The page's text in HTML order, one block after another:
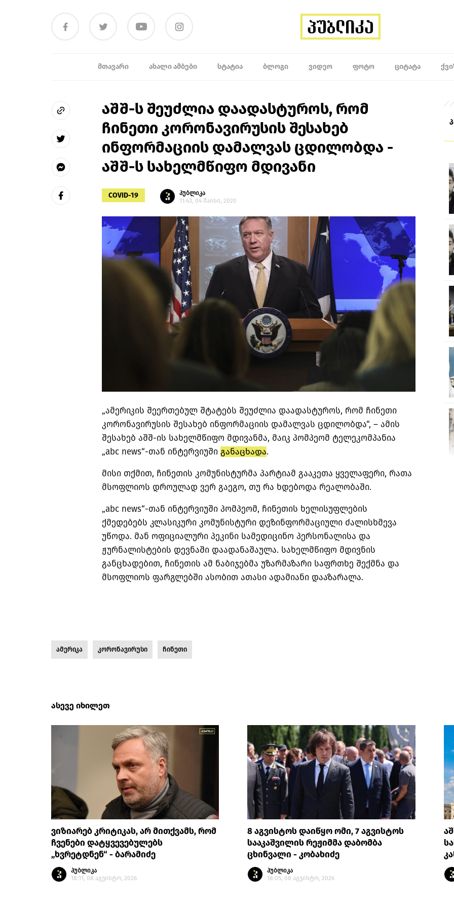
ᲛᲗᲐᲕᲐᲠᲘ ᲐᲮᲐᲚᲘ ᲐᲛᲑᲔᲑᲘ ᲡᲢᲐᲢᲘᲐ ᲑᲚᲝᲒᲘ ᲕᲘᲓᲔᲝ ᲤᲝᲢᲝ ᲪᲘᲢᲐᲢᲐ
აშშ-ს შეუძლია დაადასტუროს, რომ
ჩინეთი კორონავირუსის შესახებ
ინფორმაციის დამალვას ცდილობდა -
აშშ-ს სახელმწიფო მდივანი
COVID-19
პუბლიკა
11:43, 04 მაისი, 2020
„ამერიკის შეერთებულ შტატებს შეუძლია დაადასტუროს, რომ ჩინეთი
კორონავირუსის შესახებ ინფორმაციის დამალვას ცდილობდა“, – ამის
შესახებ აშშ-ის სახელმწიფო მდივანმა, მაიკ პომპეომ ტელეკომპანია
„abc news“-თან ინტერვიუში განაცხადა.
მისი თქმით, ჩინეთის კომუნისტურმა პარტიამ გააკეთა ყველაფერი, რათა
მსოფლიოს დროულად ვერ გაეგო, თუ რა ხდებოდა რეალობაში.
„abc news“-თან ინტერვიუში პომპეომ, ჩინეთის ხელისუფლების
ქმედებებს კლასიკური კომუნისტური დეზინფორმაციული ძალისხმევა
უწოდა. მან ოფიციალური პეკინი სამედიცინო პერსონალისა და
ჟურნალისტების დევნაში დაადანაშაულა. სახელმწიფო მდივნის
განცხადებით, ჩინეთის ამ ნაბიჯებმა უზარმაზარი საფრთხე შექმნა და
მსოფლიოს ფარგლებში ასობით ათასი ადამიანი დააზარალა.
ამერიკა კორონავირუსი ჩინეთი
ასევე იხილეთ
ვიზიარებ კრიტიკას, არ მითქვამს, რომ
ჩვენები დატყვევებულებს
„ხვრეტდნენ“ - ბარამიძე
პუბლიკა
18:11, 08 აგვისტო, 2026
8 აგვისტოს დაიწყო ომი, 7 აგვისტოს
სააკაშვილის რეჟიმმა დაბომბა
ცხინვალი - კობახიძე
პუბლიკა
18:05, 08 აგვისტო, 2026